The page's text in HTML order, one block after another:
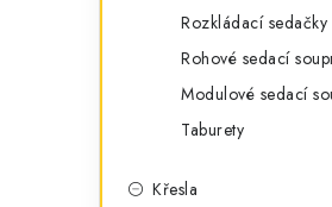
Rozkládací sedačky
Rohové sedací
Modulové sedací
Taburety
Křesla